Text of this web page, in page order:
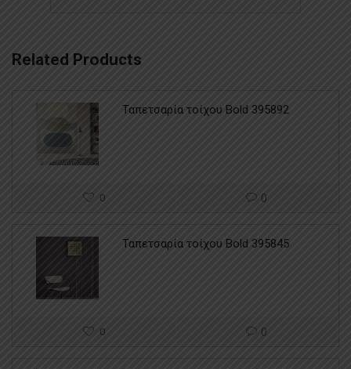
Related Products
Ταπετσαρία τοίχου Bold 395892
0 0
Ταπετσαρία τοίχου Bold 395845
0 0